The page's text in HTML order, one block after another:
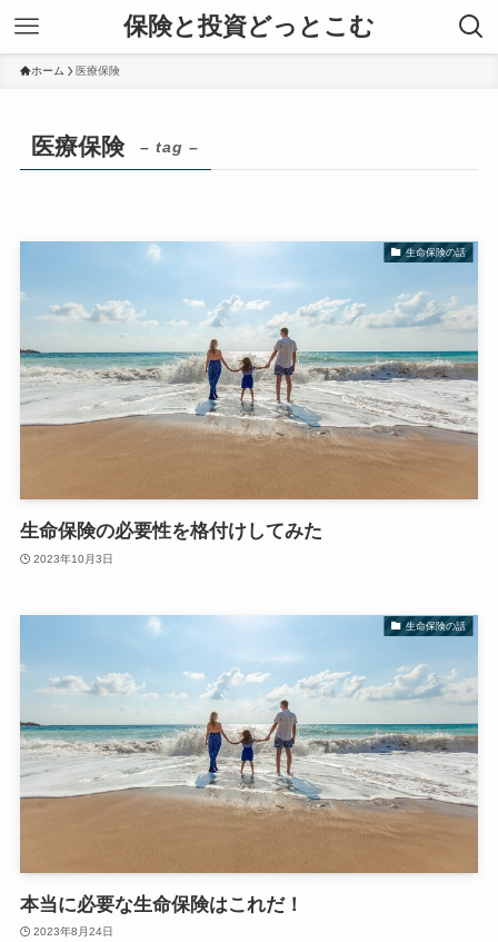
保険と投資どっとこむ
ホーム 医療保険
医療保険 – tag –
生命保険の話
生命保険の必要性を格付けしてみた
2023年10月3日
生命保険の話
本当に必要な生命保険はこれだ！
2023年8月24日